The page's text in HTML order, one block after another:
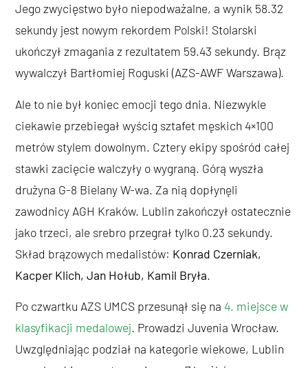
Jego zwycięstwo było niepodważalne, a wynik 58.32
sekundy jest nowym rekordem Polski! Stolarski
ukończył zmagania z rezultatem 59.43 sekundy. Brąz
wywalczył Bartłomiej Roguski (AZS-AWF Warszawa).
Ale to nie był koniec emocji tego dnia. Niezwykle
ciekawie przebiegał wyścig sztafet męskich 4×100
metrów stylem dowolnym. Cztery ekipy spośród całej
stawki zacięcie walczyły o wygraną. Górą wyszła
drużyna G-8 Bielany W-wa. Za nią dopłynęli
zawodnicy AGH Kraków. Lublin zakończył ostatecznie
jako trzeci, ale srebro przegrał tylko 0.23 sekundy.
Skład brązowych medalistów: Konrad Czerniak,
Kacper Klich, Jan Hołub, Kamil Bryła.
Po czwartku AZS UMCS przesunął się na 4. miejsce w
klasyfikacji medalowej. Prowadzi Juvenia Wrocław.
Uwzględniając podział na kategorie wiekowe, Lublin